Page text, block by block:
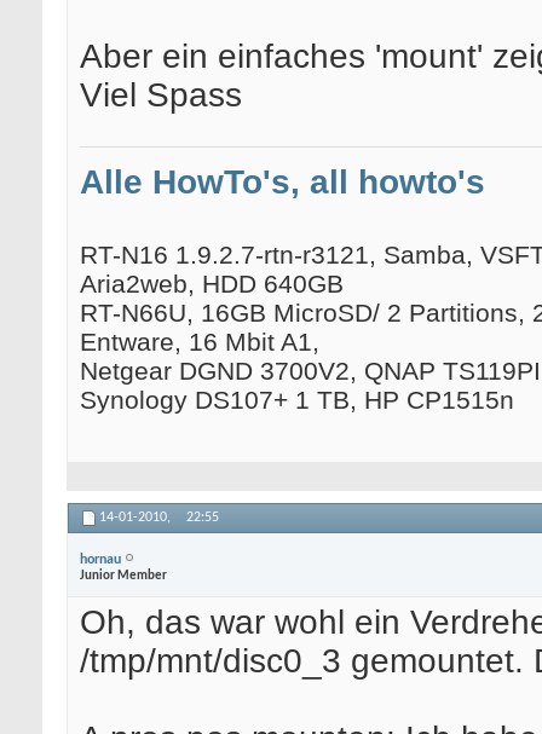
Aber ein einfaches 'mount'
Viel Spass
Alle HowTo's, all howto's
RT-N16 1.9.2.7-rtn-r3121, Samba,
Aria2web, HDD 640GB
RT-N66U, 16GB MicroSD/ 2
Entware, 16 Mbit A1,
Netgear DGND 3700V2, QNAP
Synology DS107+ 1 TB, HP CP1515n
14-01-2010, 22:55
hornau
Junior Member
Oh, das war wohl ein
/tmp/mnt/disc0_3 gemountet.